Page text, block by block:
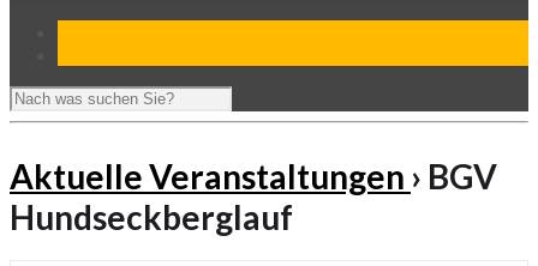
Aktuelle Veranstaltungen › BGV
Hundseckberglauf